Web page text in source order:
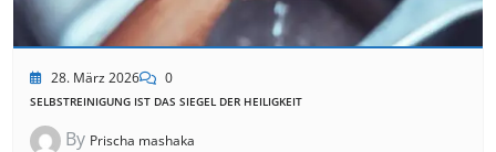
28. März 2026 0
SELBSTREINIGUNG IST DAS SIEGEL DER HEILIGKEIT
By Prischa mashaka